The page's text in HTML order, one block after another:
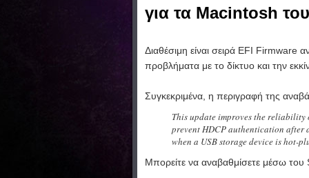
για τα Macintosh
Διαθέσιμη είναι σειρά EFI Firmware
προβλήματα με το δίκτυο και την
Συγκεκριμένα, η περιγραφή της
This update improves the reliability
prevent HDCP authentication after
when a USB storage device is hot-
Μπορείτε να αναβαθμίσετε μέσω